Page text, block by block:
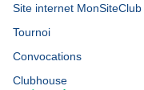
Site internet MonSiteClub
Tournoi
Convocations
Clubhouse